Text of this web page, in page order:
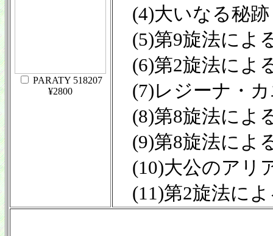
PARATY 518207
¥2800
(4)大いなる秘跡
(5)第9旋法によ
(6)第2旋法によ
(7)レジーナ・カ
(8)第8旋法によ
(9)第8旋法によ
(10)大公のアリ
(11)第2旋法に